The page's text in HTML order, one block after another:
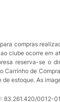
compras
clube ocorre em
reserva-se o
de
estoque. As
0012-